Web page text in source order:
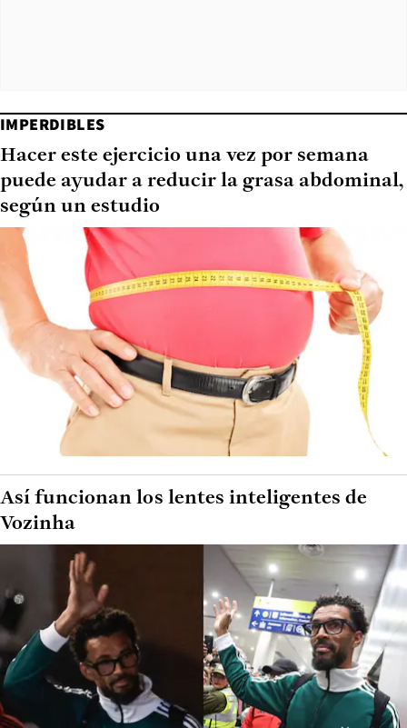
IMPERDIBLES
Hacer este ejercicio una vez por semana
puede ayudar a reducir la grasa abdominal,
según un estudio
Así funcionan los lentes inteligentes de
Vozinha